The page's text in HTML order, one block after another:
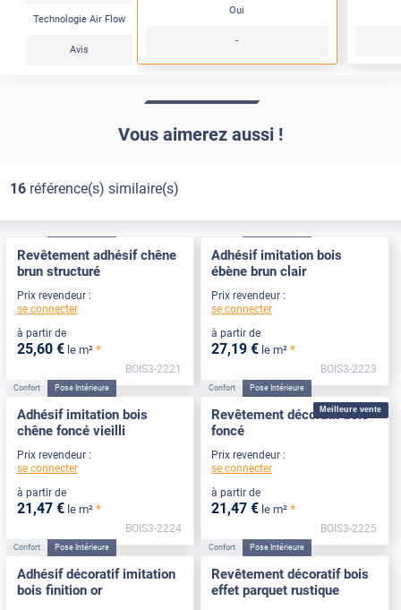
Technologie Air Flow
Avis
Oui
-
Vous aimerez aussi !
16référence(s) similaire(s)
Revêtement adhésif chêne
brun structuré
Prix revendeur :
se connecter
à partir de
25,60 € le m² *
BOIS3-2221
Adhésif imitation bois
ébène brun clair
Prix revendeur :
se connecter
à partir de
27,19 € le m² *
BOIS3-2223
Confort Pose Intérieure
Adhésif imitation bois
chêne foncé vieilli
Prix revendeur :
se connecter
à partir de
21,47 € le m² *
BOIS3-2224
Meilleure vente
Confort Pose Intérieure
Revêtement décoratif bois
foncé
Prix revendeur :
se connecter
à partir de
21,47 € le m² *
BOIS3-2225
Confort Pose Intérieure
Adhésif décoratif imitation
bois finition or
Confort Pose Intérieure
Revêtement décoratif bois
effet parquet rustique